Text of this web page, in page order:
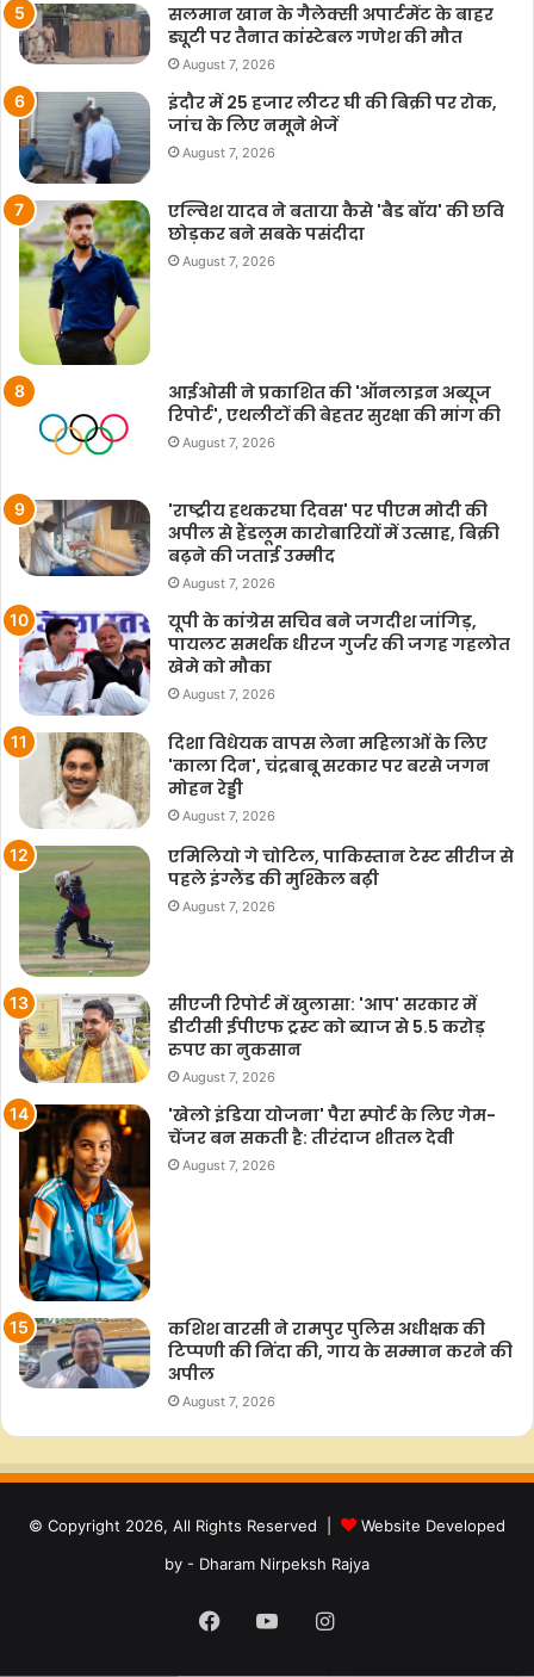
सलमान खान के गैलेक्सी अपार्टमेंट के बाहर
ड्यूटी पर तैनात कांस्टेबल गणेश की मौत
August 7, 2026
इंदौर में 25 हजार लीटर घी की बिक्री पर रोक,
जांच के लिए नमूने भेजें
August 7, 2026
एल्विश यादव ने बताया कैसे 'बैड बॉय' की छवि
छोड़कर बने सबके पसंदीदा
August 7, 2026
आईओसी ने प्रकाशित की 'ऑनलाइन अब्यूज
रिपोर्ट', एथलीटों की बेहतर सुरक्षा की मांग की
August 7, 2026
'राष्ट्रीय हथकरघा दिवस' पर पीएम मोदी की
अपील से हैंडलूम कारोबारियों में उत्साह, बिक्री
बढ़ने की जताई उम्मीद
August 7, 2026
यूपी के कांग्रेस सचिव बने जगदीश जांगिड़,
पायलट समर्थक धीरज गुर्जर की जगह गहलोत
खेमे को मौका
August 7, 2026
दिशा विधेयक वापस लेना महिलाओं के लिए
'काला दिन', चंद्रबाबू सरकार पर बरसे जगन
मोहन रेड्डी
August 7, 2026
एमिलियो गे चोटिल, पाकिस्तान टेस्ट सीरीज से
पहले इंग्लैंड की मुश्किल बढ़ी
August 7, 2026
सीएजी रिपोर्ट में खुलासा: 'आप' सरकार में
डीटीसी ईपीएफ ट्रस्ट को ब्याज से 5.5 करोड़
रुपए का नुकसान
August 7, 2026
'खेलो इंडिया योजना' पैरा स्पोर्ट के लिए गेम-
चेंजर बन सकती है: तीरंदाज शीतल देवी
August 7, 2026
कशिश वारसी ने रामपुर पुलिस अधीक्षक की
टिप्पणी की निंदा की, गाय के सम्मान करने की
अपील
August 7, 2026
© Copyright 2026, All Rights Reserved |
Website Developed
by - Dharam Nirpeksh Rajya
Facebook
YouTubeInstagram